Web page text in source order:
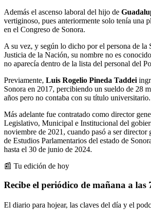
Además el ascenso laboral del hijo de
vertiginoso, pues anteriormente solo tenía una
en el Congreso de Sonora.
A su vez, y según lo dicho por el persona de la
Justicia de la Nación, su nombre no es
no aparecía dentro de la lista del personal del
Previamente, Luis Rogelio Pineda Taddei
Sonora en 2017, percibiendo un sueldo de 28
años pero no contaba con su título universitario.
Más adelante fue contratado como director
Legislativo, Municipal e Institucional del
noviembre de 2021, cuando pasó a ser director
de Estudios Parlamentarios del estado de
hasta el 30 de junio de 2024.
📰 Tu edición de hoy
Recibe el periódico de mañana a las
El diario para hojear, las claves del día y el